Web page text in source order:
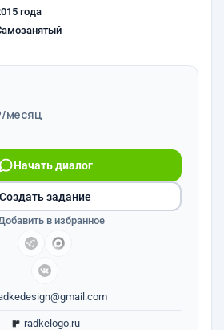
года
месяц
Начать диалог
radkelogo.ru
Создать задание
в избранное